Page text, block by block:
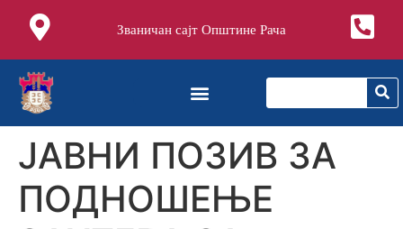
Званичан сајт Општине Рача
ЈАВНИ ПОЗИВ ЗА
ПОДНОШЕЊЕ